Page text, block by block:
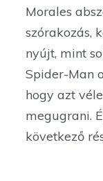
Morales
szórakozás,
nyújt, mint
Spider-Man
hogy azt
megugrani.
következő